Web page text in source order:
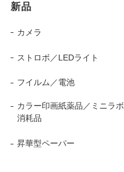
新品
カメラ
ストロボ／LEDライト
フイルム／電池
カラー印画紙薬品／ミニラボ
消耗品
昇華型ペーパー